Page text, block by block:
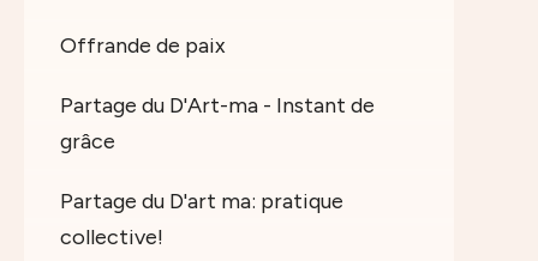
Offrande de paix
Partage du D'Art-ma - Instant de
grâce
Partage du D'art ma: pratique
collective!